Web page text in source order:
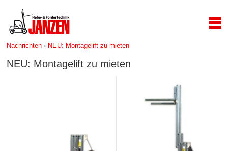
Nachrichten › NEU: Montagelift zu mieten
NEU: Montagelift zu mieten